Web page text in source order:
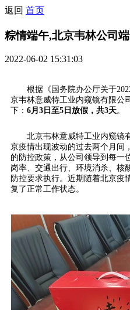
返回 首页
粽情端午,北京韦林公司
2022-06-02 15:31:03
根据《国务院办公厅关于
京韦林意威特工业内窥镜有限公
下： 6月3日至5日放假，共3天。
北京韦林意威特工业内窥镜
京疫情出现波动的过去两个月间
的防控政策，从公司领导到每一
岗率、交通出行、环境消杀、核
防控要求执行。近期随着北京疫
复了正常工作状态。